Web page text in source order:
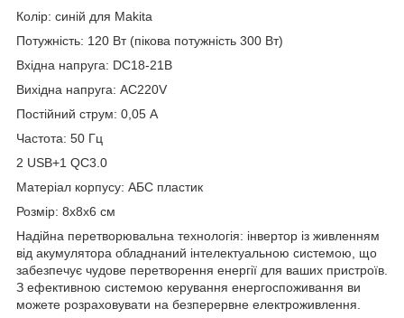
Колір: синій для Makita
Потужність: 120 Вт (пікова потужність 300 Вт)
Вхідна напруга: DC18-21B
Вихідна напруга: AC220V
Постійний струм: 0,05 А
Частота: 50 Гц
2 USB+1 QC3.0
Матеріал корпусу: АБС пластик
Розмір: 8х8х6 см
Надійна перетворювальна технологія: інвертор із живленням
від акумулятора обладнаний інтелектуальною системою, що
забезпечує чудове перетворення енергії для ваших пристроїв.
З ефективною системою керування енергоспоживання ви
можете розраховувати на безперервне електроживлення.